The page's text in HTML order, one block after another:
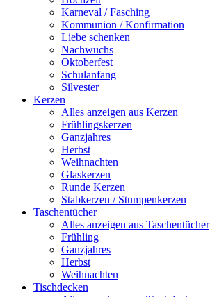
Karneval / Fasching
Kommunion / Konfirmation
Liebe schenken
Nachwuchs
Oktoberfest
Schulanfang
Silvester
Kerzen
Alles anzeigen aus Kerzen
Frühlingskerzen
Ganzjahres
Herbst
Weihnachten
Glaskerzen
Runde Kerzen
Stabkerzen / Stumpenkerzen
Taschentücher
Alles anzeigen aus Taschentücher
Frühling
Ganzjahres
Herbst
Weihnachten
Tischdecken